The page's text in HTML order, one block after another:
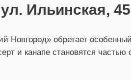
Ильинская, 45
Новгород» обретает
и канапе становятся частью